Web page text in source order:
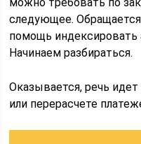
следующее.
помощь
Начинаем разбираться.
Оказывается, речь
или перерасчете